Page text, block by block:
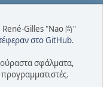
Gilles "Nao 尚"
στο GitHub.
σφάλματα,